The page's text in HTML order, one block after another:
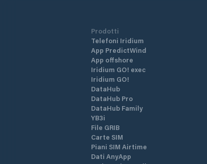
Prodotti
Telefoni Iridium
App PredictWind
App offshore
Iridium GO! exec
Iridium GO!
DataHub
DataHub Pro
DataHub Family
YB3i
File GRIB
Carte SIM
Piani SIM Airtime
Dati AnyApp